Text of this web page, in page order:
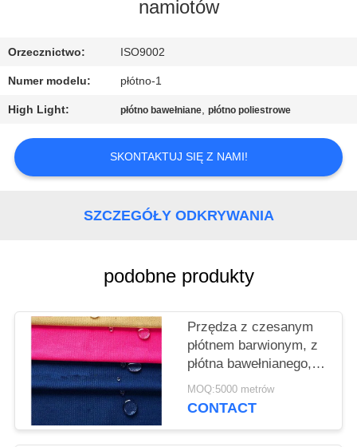
SKONTAKTUJ
SIĘ
NAMI
SITEMAP
namiotów
Orzecznictwo: ISO9002
Numer modelu: płótno-1
High Light: płótno bawełniane,płótno poliestrowe
SKONTAKTUJ SIĘ Z NAMI!
SZCZEGÓŁY ODKRYWANIA
podobne produkty
Przędza z czesanym
płótnem barwionym, z
płótna bawełnianego,
materiał izolacyjny z
izolacją cieplną
MOQ:5000 metrów
CONTACT